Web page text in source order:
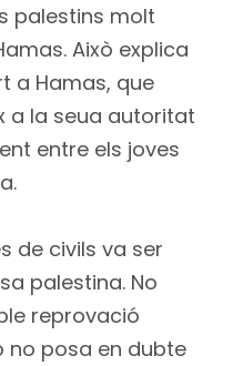
palestins molt
Això explica
a Hamas, que
a la seua autoritat
entre els joves
de civils va ser
palestina. No
reprovació
no posa en dubte